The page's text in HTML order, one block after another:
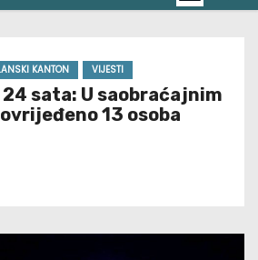
KANTON VIJESTI
sata: U saobraćajnim
13 osoba